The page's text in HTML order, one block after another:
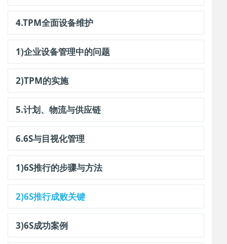
4.TPM全面设备维护
1)企业设备管理中的问题
2)TPM的实施
5.计划、物流与供应链
6.6S与目视化管理
1)6S推行的步骤与方法
2)6S推行成败关键
3)6S成功案例